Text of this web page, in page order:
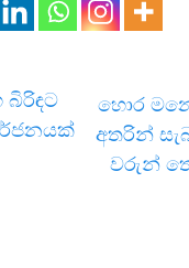
බිරිඳට
හොර
අතරින්
වරුන්